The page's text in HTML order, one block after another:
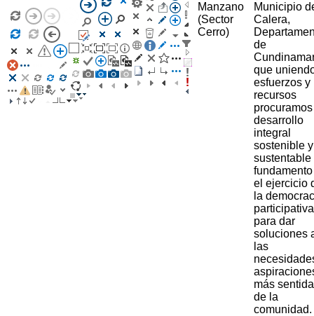
Manzano
(Sector
Cerro)
Municipio
Calera,
de
que
esfuerzos y
recursos
desarrollo
integral
sostenible y
sustentable
el ejercicio
la
para dar
soluciones
las
más
de la
comunidad.